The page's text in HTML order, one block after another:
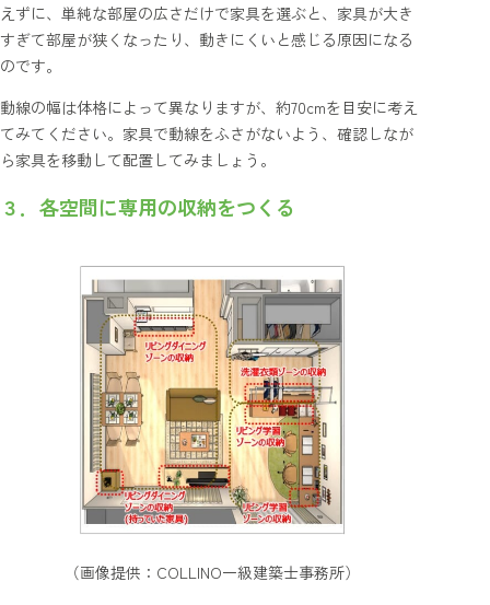
えずに、単純な部屋の広さだけで家具を選ぶと、家具が大き
すぎて部屋が狭くなったり、動きにくいと感じる原因になる
のです。
動線の幅は体格によって異なりますが、約70cmを目安に考え
てみてください。家具で動線をふさがないよう、確認しなが
ら家具を移動して配置してみましょう。
３．各空間に専用の収納をつくる
（画像提供：COLLINO一級建築士事務所）